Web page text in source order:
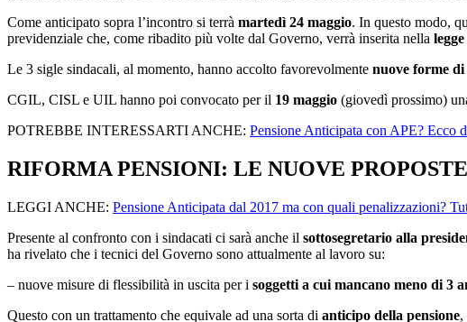
Come anticipato sopra l’incontro si terrà martedì 24 maggio. In questo modo,
previdenziale che, come ribadito più volte dal Governo, verrà inserita nella
Le 3 sigle sindacali, al momento, hanno accolto favorevolmente nuove forme
CGIL, CISL e UIL hanno poi convocato per il 19 maggio (giovedì prossimo)
POTREBBE INTERESSARTI ANCHE: Pensione Anticipata con APE? Ecco
RIFORMA PENSIONI: LE NUOVE PROPOSTE
LEGGI ANCHE: Pensione Anticipata dal 2017 ma con quali penalizzazioni?
Presente al confronto con i sindacati ci sarà anche il sottosegretario alla
ha rivelato che i tecnici del Governo sono attualmente al lavoro su:
– nuove misure di flessibilità in uscita per i soggetti a cui mancano meno di 3
Questo con un trattamento che equivale ad una sorta di anticipo della pensione,